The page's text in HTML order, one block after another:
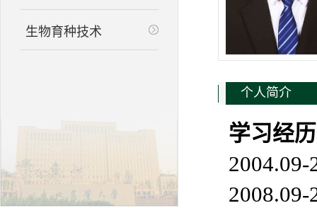
生物育种技术
个人简介
学习经